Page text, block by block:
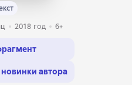
2018 год 6+
автора